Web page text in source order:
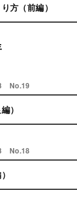
方（前編）
No.19
）
No.18